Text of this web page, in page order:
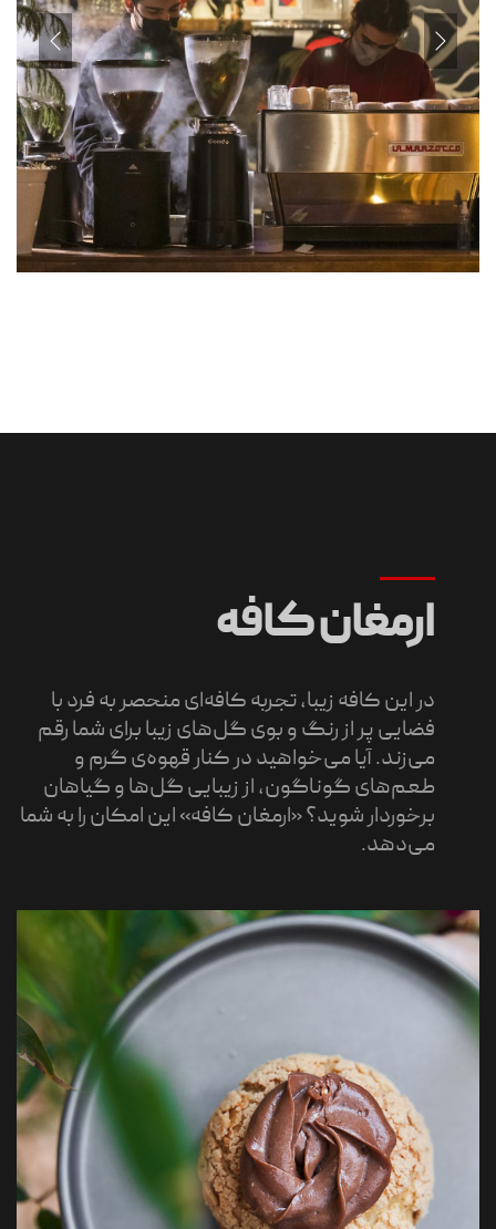
ارمغان کافه
در این کافه زیبا، تجربه کافه‌ای منحصر به فرد با
فضایی پر از رنگ و بوی گل‌های زیبا برای شما رقم
می‌زند. آیا می‌خواهید در کنار قهوه‌ی گرم و
طعم‌های گوناگون، از زیبایی گل‌ها و گیاهان
برخوردار شوید؟ «ارمغان کافه» این امکان را به شما
می‌دهد.